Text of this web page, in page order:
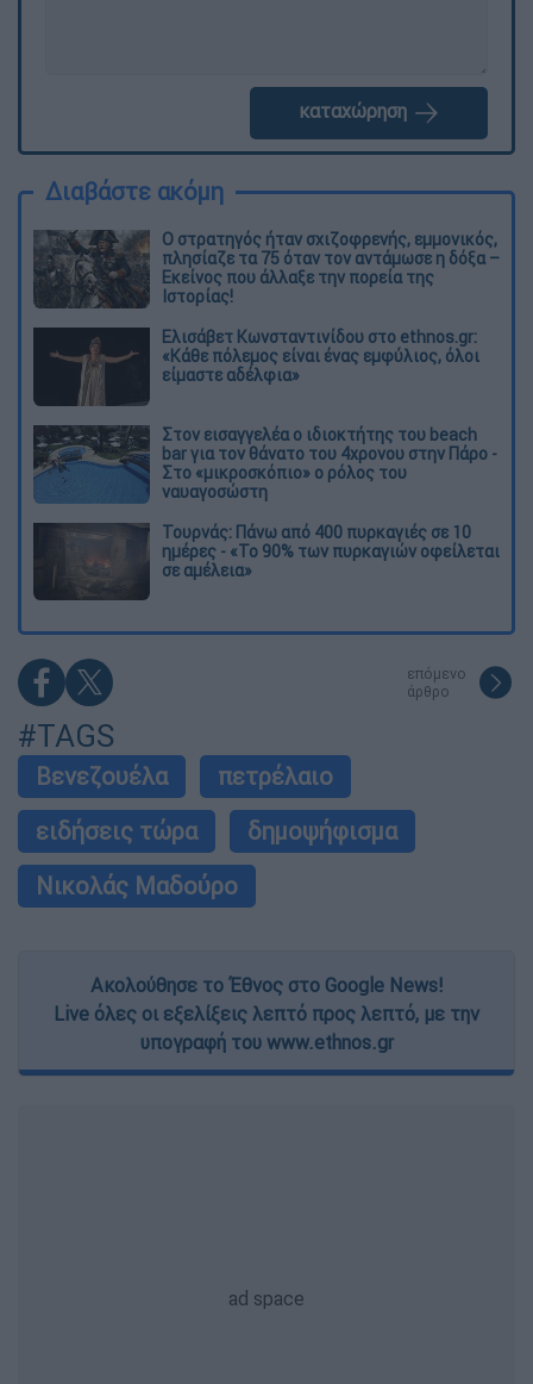
καταχώρηση
Διαβάστε ακόμη
O στρατηγός ήταν σχιζοφρενής, εμμονικός,
πλησίαζε τα 75 όταν τον αντάμωσε η δόξα –
Εκείνος που άλλαξε την πορεία της
Ιστορίας!
Ελισάβετ Κωνσταντινίδου στο ethnos.gr:
«Κάθε πόλεμος είναι ένας εμφύλιος, όλοι
είμαστε αδέλφια»
Στον εισαγγελέα ο ιδιοκτήτης του beach
bar για τον θάνατο του 4χρονου στην Πάρο -
Στο «μικροσκόπιο» ο ρόλος του
ναυαγοσώστη
Τουρνάς: Πάνω από 400 πυρκαγιές σε 10
ημέρες - «Το 90% των πυρκαγιών οφείλεται
σε αμέλεια»
επόμενο
άρθρο
#TAGS
Βενεζουέλα
πετρέλαιο
ειδήσεις τώρα
δημοψήφισμα
Νικολάς Μαδούρο
Ακολούθησε το Έθνος στο Google News!
Live όλες οι εξελίξεις λεπτό προς λεπτό, με την
υπογραφή του www.ethnos.gr